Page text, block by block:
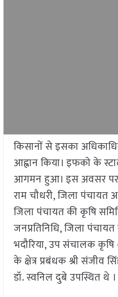
किसानों से इसका
आह्वान किया। इफको के
आगमन हुआ। इस अवसर पर
राम चौधरी, जिला पंचायत
जिला पंचायत की कृषि
जनप्रतिनिधि, जिला
भदौरिया, उप संचालक
के क्षेत्र प्रबंधक श्री संजीव
डॉ. स्वनिल दुबे उपस्थित थे ।